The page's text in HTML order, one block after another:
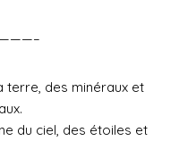
terre, des minéraux et
du ciel, des étoiles et